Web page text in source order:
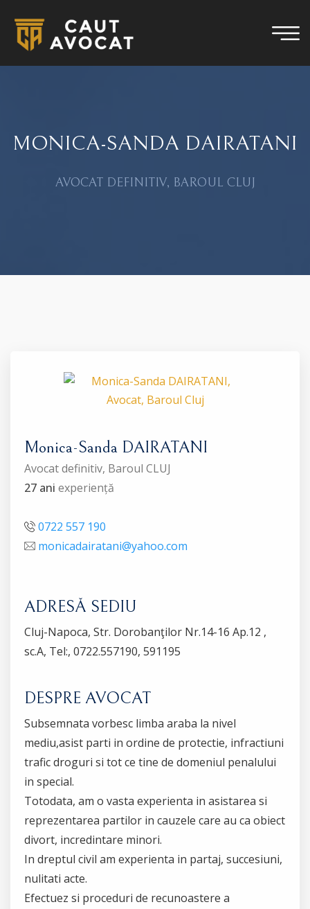
MONICA-SANDA DAIRATANI
AVOCAT DEFINITIV, BAROUL CLUJ
Monica-Sanda DAIRATANI
Avocat definitiv, Baroul CLUJ
27 ani experiență
0722 557 190
monicadairatani@yahoo.com
ADRESĂ SEDIU
Cluj-Napoca, Str. Dorobanţilor Nr.14-16 Ap.12 ,
sc.A, Tel:, 0722.557190, 591195
DESPRE AVOCAT
Subsemnata vorbesc limba araba la nivel
mediu,asist parti in ordine de protectie, infractiuni
trafic droguri si tot ce tine de domeniul penalului
in special.
Totodata, am o vasta experienta in asistarea si
reprezentarea partilor in cauzele care au ca obiect
divort, incredintare minori.
In dreptul civil am experienta in partaj, succesiuni,
nulitati acte.
Efectuez si proceduri de recunoastere a